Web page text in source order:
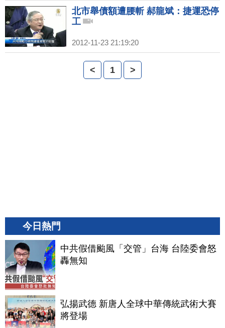
北市舉債額遭腰斬 郝龍斌：捷運恐停
工
2012-11-23 21:19:20
< 1 >
今日熱門
中共假借颱風「交管」台海 台陸委會怒
轟無知
弘揚武德 新唐人全球中華傳統武術大賽
將登場